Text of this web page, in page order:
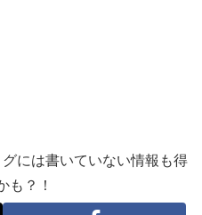
には書いていない情報も得
も？！